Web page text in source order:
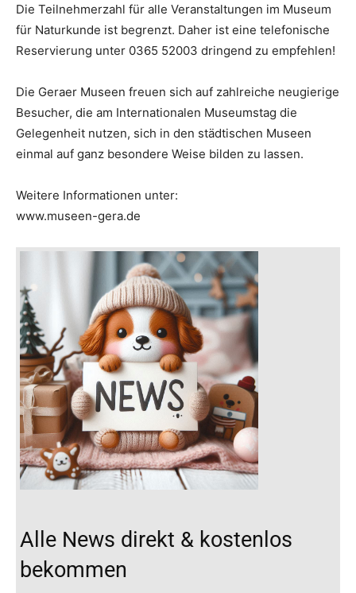
Die Teilnehmerzahl für alle Veranstaltungen im Museum
für Naturkunde ist begrenzt. Daher ist eine telefonische
Reservierung unter 0365 52003 dringend zu empfehlen!
Die Geraer Museen freuen sich auf zahlreiche neugierige
Besucher, die am Internationalen Museumstag die
Gelegenheit nutzen, sich in den städtischen Museen
einmal auf ganz besondere Weise bilden zu lassen.
Weitere Informationen unter:
www.museen-gera.de
Alle News direkt & kostenlos
bekommen